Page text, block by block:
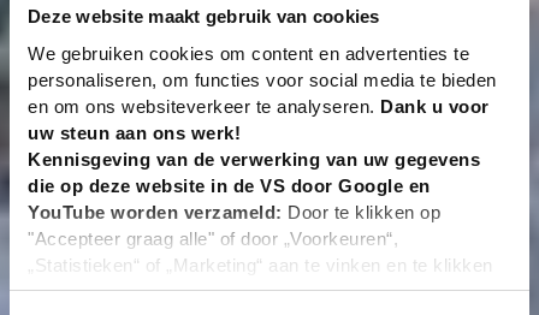
Deze website maakt gebruik van cookies
We gebruiken cookies om content en advertenties te
personaliseren, om functies voor social media te bieden
en om ons websiteverkeer te analyseren. Dank u voor
uw steun aan ons werk!
Kennisgeving van de verwerking van uw gegevens
die op deze website in de VS door Google en
YouTube worden verzameld: Door te klikken op
"Accepteer graag alle" of door „Voorkeuren“,
„Statistieken“ of „Marketing“ aan te vinken en te klikken
op "Selectie handmatig instellen", stemt u er ook mee in